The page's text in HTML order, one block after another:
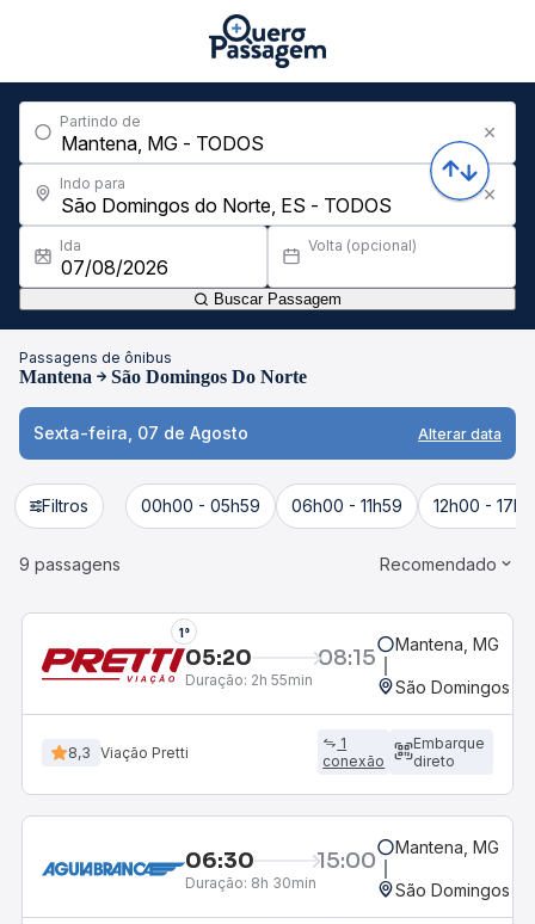
Partindo de
Indo para
Ida Volta (opcional)
Buscar Passagem
Passagens de ônibus
Mantena São Domingos Do Norte
Sexta-feira, 07 de Agosto Alterar data
Filtros 00h00 - 05h59 06h00 - 11h59 12h00 -
9 passagens Recomendado
1°
05:20 08:15
Duração: 2h 55min
Mantena, MG
São Domingos
8,3 Viação Pretti
1
conexão
Embarque
direto
06:30 15:00
Duração: 8h 30min
Mantena, MG
São Domingos